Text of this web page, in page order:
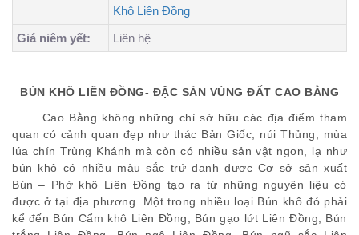
Khô Liên Đồng
Giá niêm yết:
Liên hệ
BÚN KHÔ LIÊN ĐỒNG- ĐẶC SẢN VÙNG ĐẤT CAO BẰNG
Cao Bằng không những chỉ sở hữu các địa điểm tham
quan có cảnh quan đẹp như thác Bản Giốc, núi Thủng, mùa
lúa chín Trùng Khánh mà còn có nhiều sản vật ngon, lạ như
bún khô có nhiều màu sắc trứ danh được Cơ sở sản xuất
Bún – Phở khô Liên Đồng tạo ra từ những nguyên liệu có
được ở tại địa phương. Một trong nhiều loại Bún khô đó phải
kể đến Bún Cẩm khô Liên Đồng, Bún gạo lứt Liên Đồng, Bún